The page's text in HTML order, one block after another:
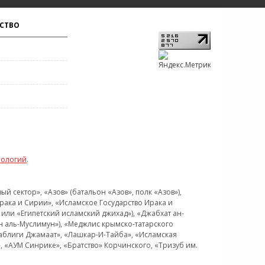
.
«Азов» (батальон «Азов», полк «Азов»),
и Сирии», «Исламское Государство Ирака и
«Египетский исламский джихад»), «Джабхат ан-
Муслимун»), «Меджлис крымско-татарского
Джамаат», «Лашкар-И-Тайба», «Исламская
Синрике», «Братство» Корчинского, «Тризуб им.